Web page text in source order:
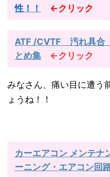
性！！
←クリック
ATF /CVTF 汚れ具
とめ集
←クリック
みなさん、痛い目に遭う
ょうね！！
カーエアコン メンテナ
ーニング・エアコン回路